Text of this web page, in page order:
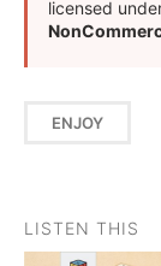
licensed
ENJOY
LISTEN THIS